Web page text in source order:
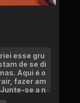
esse gru
de se di
Aqui é o
fazer am
se a n